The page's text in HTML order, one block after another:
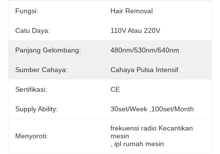
Fungsi: Hair Removal
Catu Daya: 110V Atau 220V
Panjang Gelombang: 480nm/530nm/640nm
Sumber Cahaya: Cahaya Pulsa Intensif
Sertifikasi: CE
Supply Ability: 30set/week ,100set/Month
Menyoroti:
frekuensi radio Kecantikan
mesin
ipl rumah mesin